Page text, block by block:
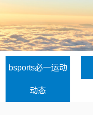
bsports必一运动
动态